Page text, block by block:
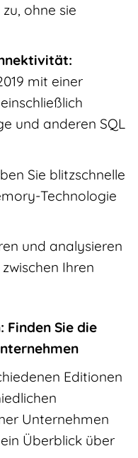
ohne sie
mit einer
und anderen SQL
Sie blitzschnelle
Technologie
und analysieren
Ihren
Finden Sie die
Editionen
Unternehmen
Überblick über